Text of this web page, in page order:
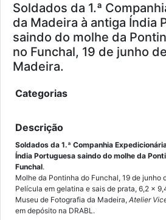
Soldados da 1.ª
da Madeira à antiga Índia
saindo do molhe da
no Funchal, 19 de junho
Madeira.
Categorias
Descrição
Soldados da 1.ª Companhia
Índia Portuguesa saindo do molhe da
Funchal.
Molhe da Pontinha do Funchal, 19 de junho
Película em gelatina e sais de prata, 6,2 x
Museu de Fotografia da Madeira, Atelier
em depósito na DRABL.